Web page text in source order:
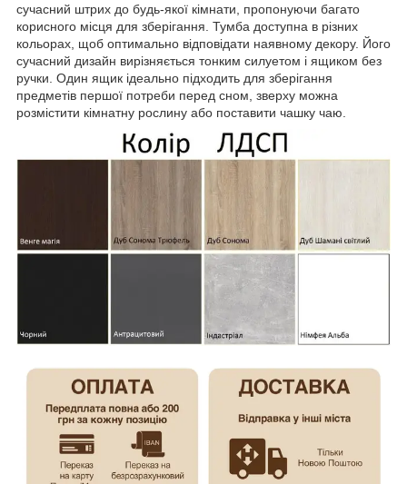
сучасний штрих до будь-якої кімнати, пропонуючи багато
корисного місця для зберігання. Тумба доступна в різних
кольорах, щоб оптимально відповідати наявному декору. Його
сучасний дизайн вирізняється тонким силуетом і ящиком без
ручки. Один ящик ідеально підходить для зберігання
предметів першої потреби перед сном, зверху можна
розмістити кімнатну рослину або поставити чашку чаю.